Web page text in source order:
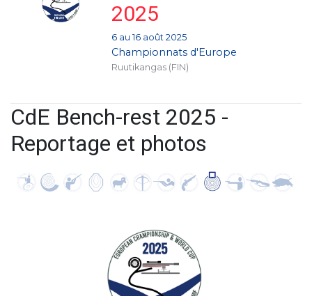
2025
6 au 16 août 2025
Championnats d'Europe
Ruutikangas (FIN)
CdE Bench-rest 2025 -
Reportage et photos